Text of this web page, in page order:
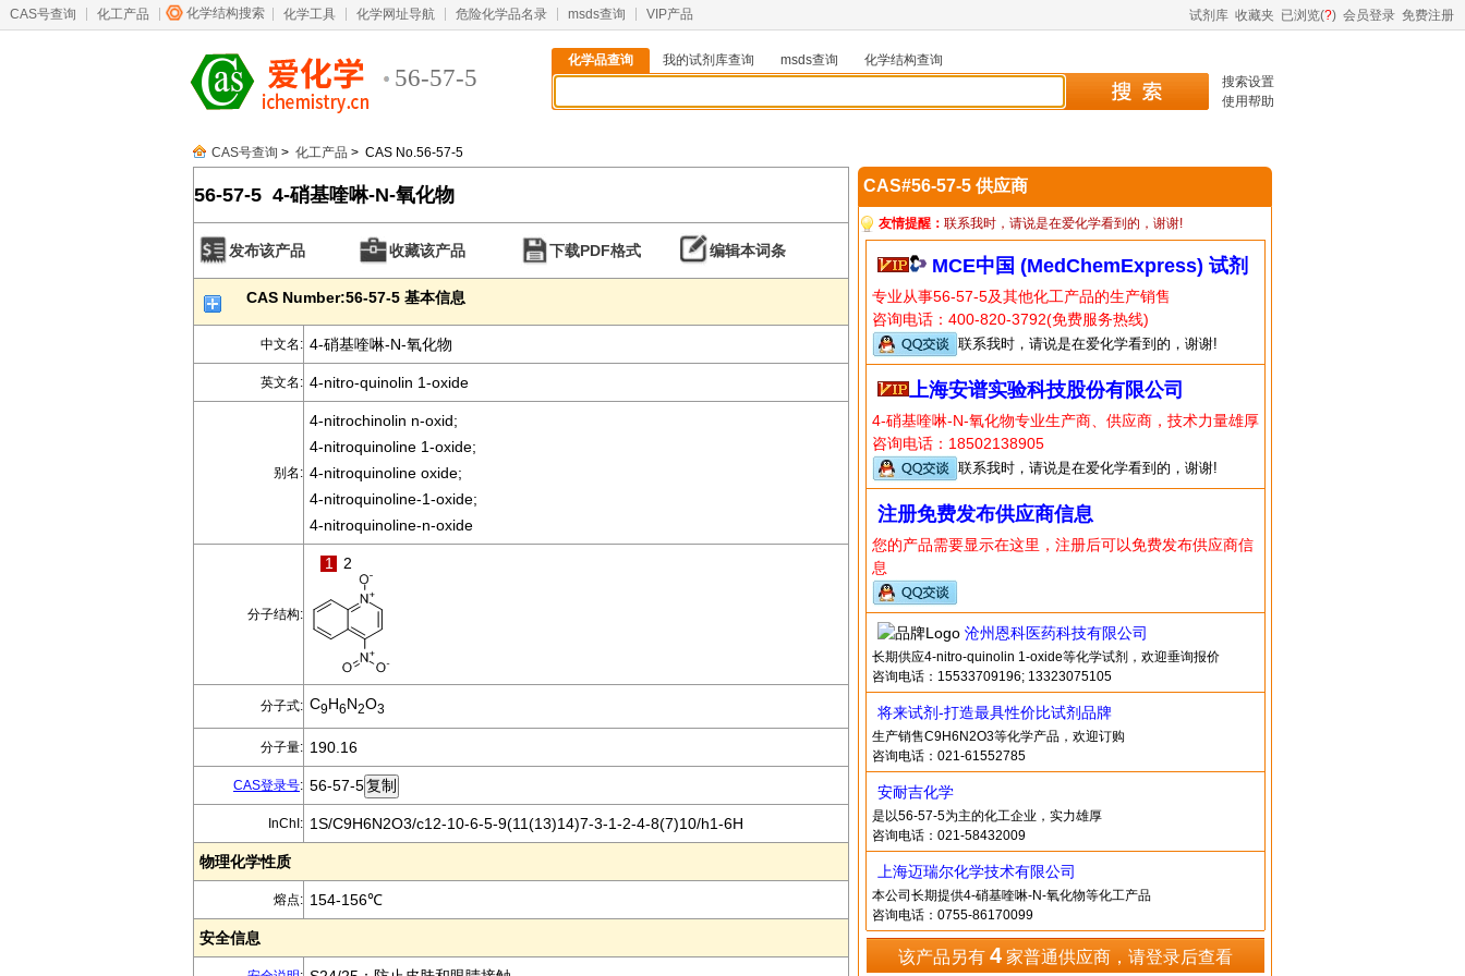
CAS号查询 化工产品 化学结构搜索 化学工具 化学网址导航 危险化学品名录 msds查询 VIP产品 试剂库 收藏夹 已浏览(?) 会员登录 免费注册
56-57-5
化学品查询 我的试剂库查询 msds查询
化学结构查询
搜索设置
使用帮助
CAS号查询 > 化工产品 > CAS No.56-57-5
56-57-5 4-硝基喹啉-N-氧化物
发布该产品 收藏该产品 下载PDF格式 编辑本词条
CAS Number:56-57-5 基本信息
中文名: 4-硝基喹啉-N-氧化物
英文名: 4-nitro-quinolin 1-oxide
别名:
4-nitrochinolin n-oxid;
4-nitroquinoline 1-oxide;
4-nitroquinoline oxide;
4-nitroquinoline-1-oxide;
4-nitroquinoline-n-oxide
分子结构:
1 2
分子式: C9H6N2O3
分子量: 190.16
CAS登录号: 56-57-5
InChI: 1S/C9H6N2O3/c12-10-6-5-9(11(13)14)7-3-1-2-4-8(7)10/h1-6H
物理化学性质
熔点: 154-156℃
安全信息
CAS#56-57-5 供应商
友情提醒： 联系我时，请说是在爱化学看到的，谢谢!
MCE中国 (MedChemExpress) 试剂
专业从事56-57-5及其他化工产品的生产销售
咨询电话：400-820-3792(免费服务热线)
联系我时，请说是在爱化学看到的，谢谢!
上海安谱实验科技股份有限公司
4-硝基喹啉-N-氧化物专业生产商、供应商，技术力量雄厚
咨询电话：18502138905
联系我时，请说是在爱化学看到的，谢谢!
注册免费发布供应商信息
您的产品需要显示在这里，注册后可以免费发布供应商信
息
沧州恩科医药科技有限公司
长期供应4-nitro-quinolin 1-oxide等化学试剂，欢迎垂询报价
咨询电话：15533709196; 13323075105
将来试剂-打造最具性价比试剂品牌
生产销售C9H6N2O3等化学产品，欢迎订购
咨询电话：021-61552785
安耐吉化学
是以56-57-5为主的化工企业，实力雄厚
咨询电话：021-58432009
上海迈瑞尔化学技术有限公司
本公司长期提供4-硝基喹啉-N-氧化物等化工产品
咨询电话：0755-86170099
该产品另有 4家普通供应商，请登录后查看